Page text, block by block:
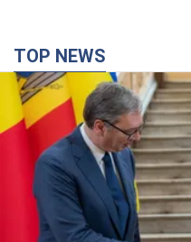
TOP NEWS